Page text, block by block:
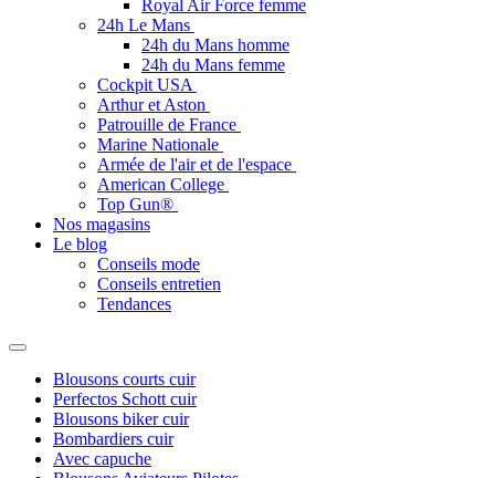
Royal Air Force femme
24h Le Mans
24h du Mans homme
24h du Mans femme
Cockpit USA
Arthur et Aston
Patrouille de France
Marine Nationale
Armée de l'air et de l'espace
American College
Top Gun®
Nos magasins
Le blog
Conseils mode
Conseils entretien
Tendances
Blousons courts cuir
Perfectos Schott cuir
Blousons biker cuir
Bombardiers cuir
Avec capuche